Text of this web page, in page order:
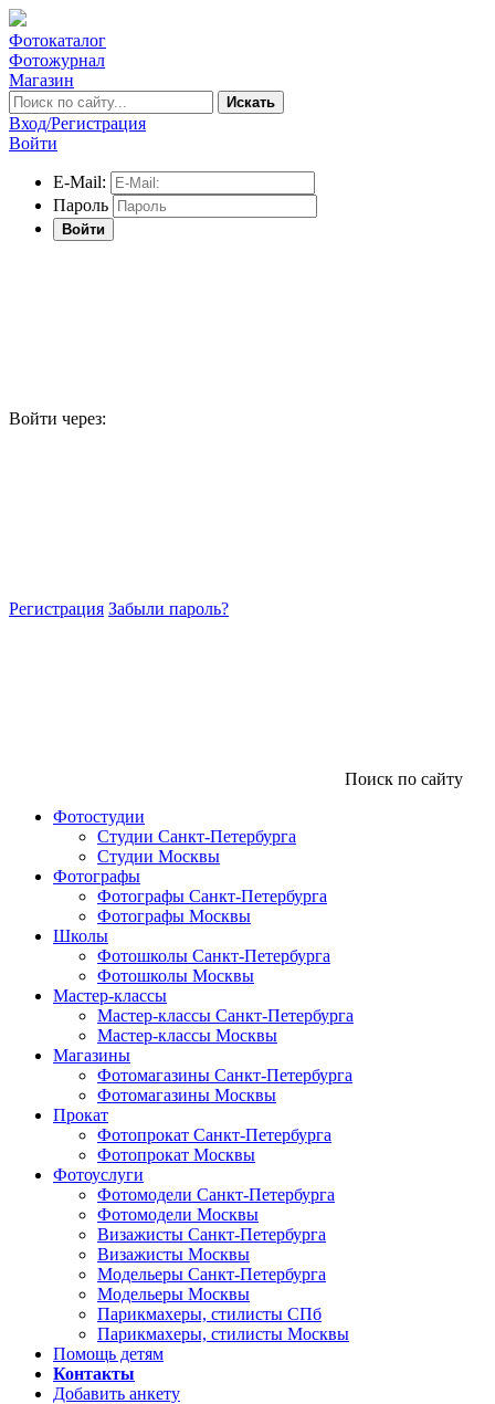
Фотокаталог
Фотожурнал
Магазин
Искать
Вход/Регистрация
Войти
E-Mail:
Пароль
Войти
Войти через:
Регистрация Забыли пароль?
Поиск по сайту
Фотостудии
Студии Санкт-Петербурга
Студии Москвы
Фотографы
Фотографы Санкт-Петербурга
Фотографы Москвы
Школы
Фотошколы Санкт-Петербурга
Фотошколы Москвы
Мастер-классы
Мастер-классы Санкт-Петербурга
Мастер-классы Москвы
Магазины
Фотомагазины Санкт-Петербурга
Фотомагазины Москвы
Прокат
Фотопрокат Санкт-Петербурга
Фотопрокат Москвы
Фотоуслуги
Фотомодели Санкт-Петербурга
Фотомодели Москвы
Визажисты Санкт-Петербурга
Визажисты Москвы
Модельеры Санкт-Петербурга
Модельеры Москвы
Парикмахеры, стилисты СПб
Парикмахеры, стилисты Москвы
Помощь детям
Контакты
Добавить анкету